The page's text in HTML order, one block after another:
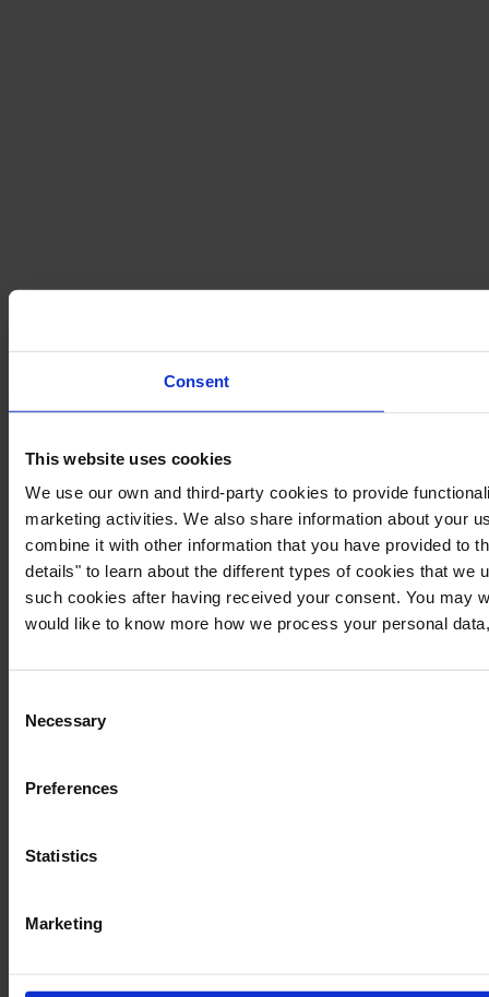
Consent
This website uses cookies
We use our own and third-party cookies to provide
marketing activities. We also share information about your
combine it with other information that you have provided to
details" to learn about the different types of cookies that
such cookies after having received your consent. You may
would like to know more how we process your personal
Selection
Necessary
Preferences
Statistics
Marketing